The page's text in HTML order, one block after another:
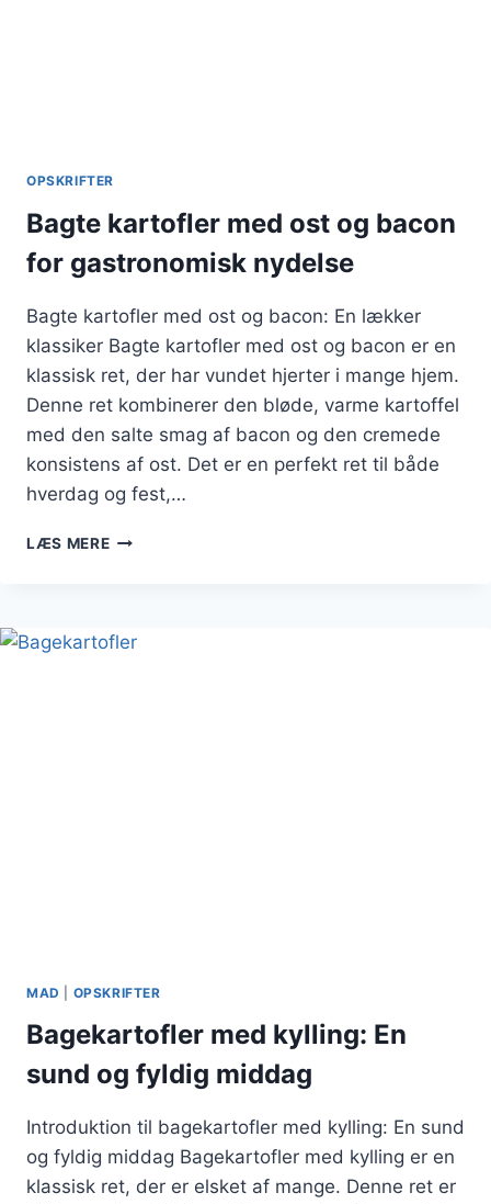
OPSKRIFTER
Bagte kartofler med ost og bacon
for gastronomisk nydelse
Bagte kartofler med ost og bacon: En lækker
klassiker Bagte kartofler med ost og bacon er en
klassisk ret, der har vundet hjerter i mange hjem.
Denne ret kombinerer den bløde, varme kartoffel
med den salte smag af bacon og den cremede
konsistens af ost. Det er en perfekt ret til både
hverdag og fest,…
LÆS MEREBAGTE
BACON
MAD OPSKRIFTER
Bagekartofler med kylling: En
sund og fyldig middag
Introduktion til bagekartofler med kylling: En sund
og fyldig middag Bagekartofler med kylling er en
klassisk ret, der er elsket af mange. Denne ret er